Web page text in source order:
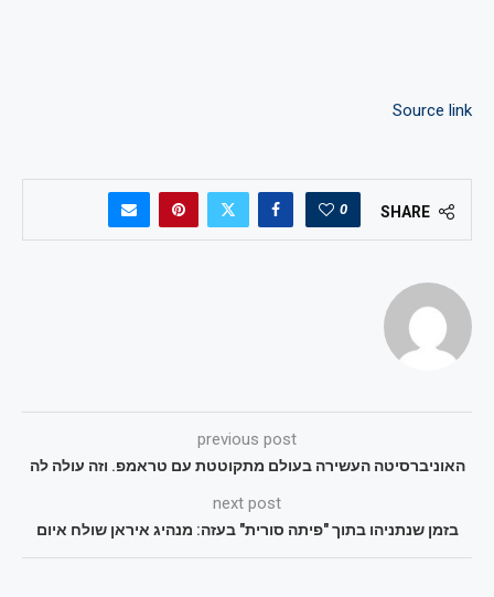
Source link
SHARE
0
previous post
האוניברסיטה העשירה בעולם מתקוטטת עם טראמפ. וזה עולה לה
next post
בזמן שנתניהו בתוך "פיתה סורית" בעזה: מנהיג איראן שולח איום